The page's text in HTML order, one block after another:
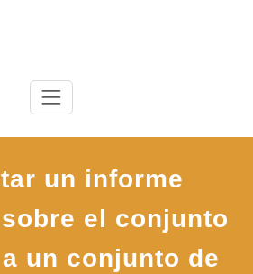
un informe
el conjunto
un conjunto de